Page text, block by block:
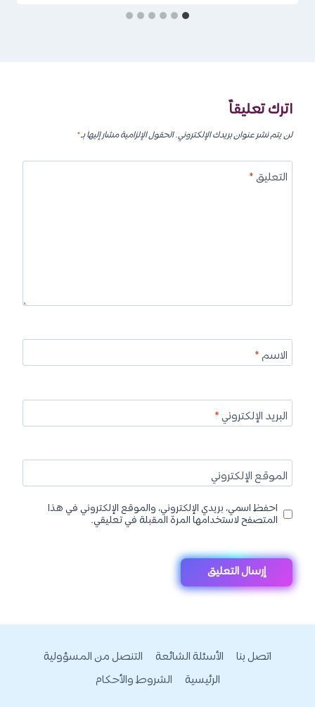
اترك تعليقاً
لن يتم نشر عنوان بريدك الإلكتروني.الحقول الإلزامية مشار إليها بـ*
التعليق*
الاسم*
البريد الإلكتروني*
الموقع الإلكتروني
احفظ اسمي، بريدي الإلكتروني، والموقع الإلكتروني في هذا
المتصفح لاستخدامها المرة المقبلة في تعليقي.
اتصل بنا الأسئلة الشائعة
التنصل من المسؤولية
الرئيسية
الشروط والأحكام